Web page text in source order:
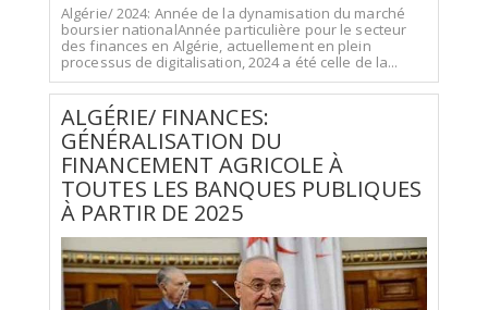
Algérie/ 2024: Année de la dynamisation du marché
boursier nationalAnnée particulière pour le secteur
des finances en Algérie, actuellement en plein
processus de digitalisation, 2024 a été celle de la...
ALGÉRIE/ FINANCES:
GÉNÉRALISATION DU
FINANCEMENT AGRICOLE À
TOUTES LES BANQUES PUBLIQUES
À PARTIR DE 2025